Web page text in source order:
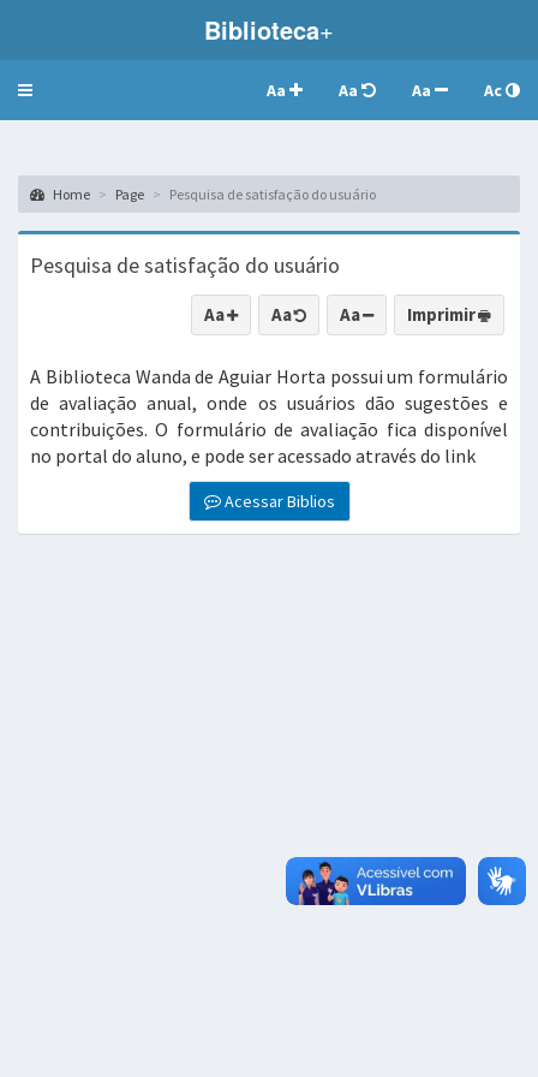
Biblioteca+
Toggle
Aa Aa Aa Ac
Home Page Pesquisa de satisfação do usuário
Pesquisa de satisfação do usuário
Aa Aa Aa Imprimir
A Biblioteca Wanda de Aguiar Horta possui um formulário
de avaliação anual, onde os usuários dão sugestões e
contribuições. O formulário de avaliação fica disponível
no portal do aluno, e pode ser acessado através do link
Acessar Biblios